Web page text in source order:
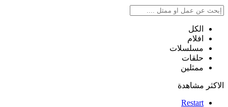
الكل
افلام
مسلسلات
حلقات
ممثلين
الاكثر مشاهدة
Restart